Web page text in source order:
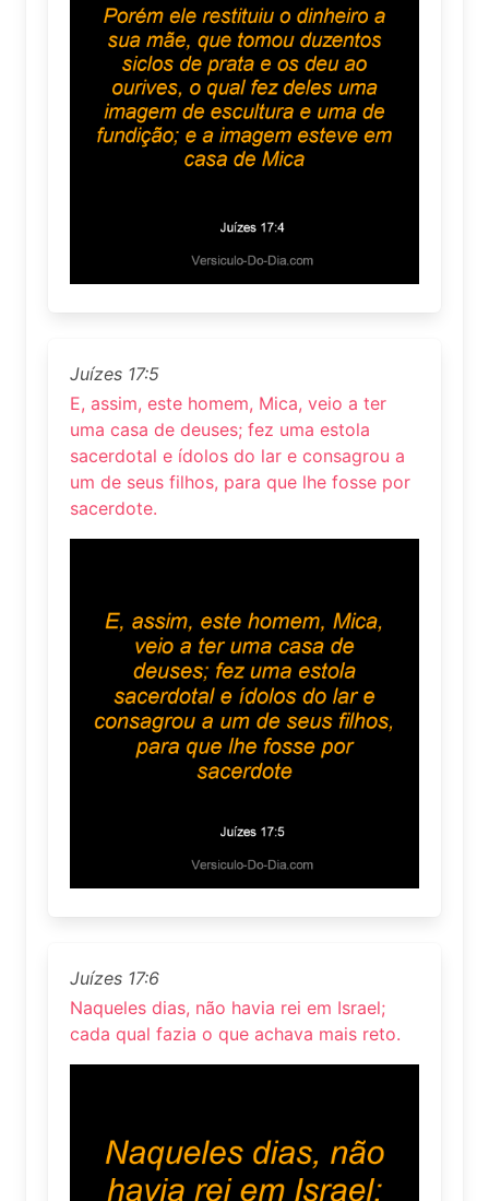
Juízes 17:5
E, assim, este homem, Mica, veio a ter
uma casa de deuses; fez uma estola
sacerdotal e ídolos do lar e consagrou a
um de seus filhos, para que lhe fosse por
sacerdote.
Juízes 17:6
Naqueles dias, não havia rei em Israel;
cada qual fazia o que achava mais reto.